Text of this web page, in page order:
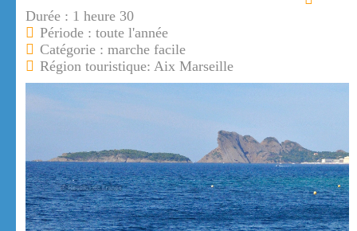
Durée : 1 heure 30
Période : toute l'année
Catégorie : marche facile
Région touristique: Aix Marseille